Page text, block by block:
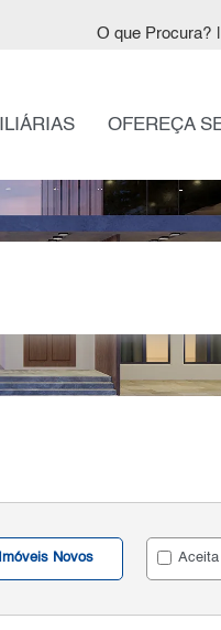
O que Procura?
OFEREÇA
Imóveis Novos